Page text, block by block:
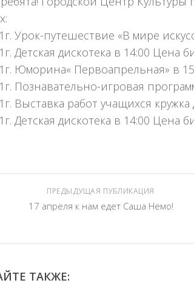
Урок-путешествие «В мире
Детская дискотека в 14:00 Цена
Юморина« Первоапрельная» в
Познавательно-игровая
Выставка работ учащихся
Детская дискотека в 14:00 Цена
ПРЕДЫДУЩАЯ ПУБЛИКАЦИЯ
17 апреля к нам едет Саша Немо!
ТАКЖЕ: